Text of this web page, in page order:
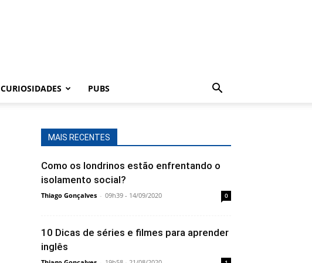
CURIOSIDADES PUBS
MAIS RECENTES
Como os londrinos estão enfrentando o
isolamento social?
Thiago Gonçalves - 09h39 - 14/09/2020 0
10 Dicas de séries e filmes para aprender
inglês